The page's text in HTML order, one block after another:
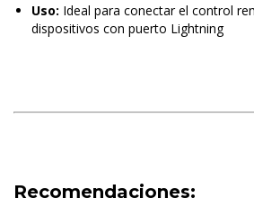
Uso: Ideal para conectar el control
dispositivos con puerto Lightning
Recomendaciones: